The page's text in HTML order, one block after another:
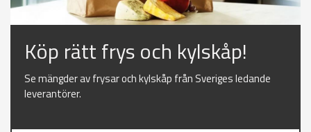
Köp rätt frys och kylskåp!
Se mängder av frysar och kylskåp från Sveriges ledande
leverantörer.